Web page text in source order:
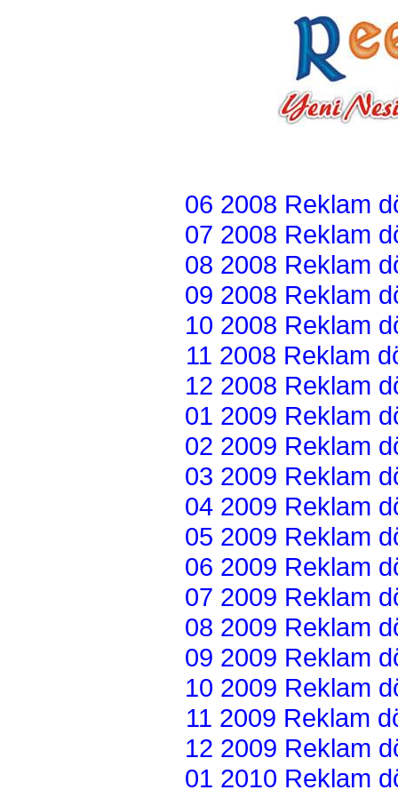
06 2008 Reklam
07 2008 Reklam
08 2008 Reklam
09 2008 Reklam
10 2008 Reklam
11 2008 Reklam
12 2008 Reklam
01 2009 Reklam
02 2009 Reklam
03 2009 Reklam
04 2009 Reklam
05 2009 Reklam
06 2009 Reklam
07 2009 Reklam
08 2009 Reklam
09 2009 Reklam
10 2009 Reklam
11 2009 Reklam
12 2009 Reklam
01 2010 Reklam